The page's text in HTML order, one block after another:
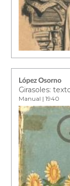
López Osorno
Girasoles:
Manual | 1940